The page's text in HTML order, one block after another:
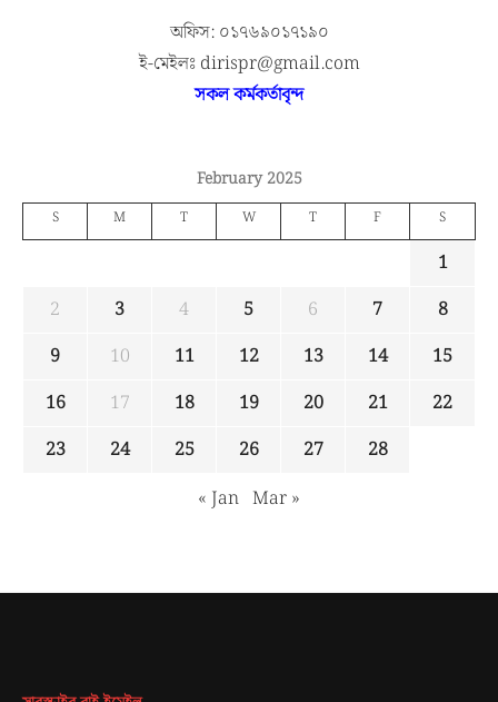
অফিস: ০১৭৬৯০১৭১৯০
ই-মেইলঃ dirispr@gmail.com
সকল কর্মকর্তাবৃন্দ
February 2025
S M T W T F S
1
2
3 4 5 6 7
8
9
10 11 12 13 14
15
16
17 18 19 20 21
22
23
24 25 26 27
28
« Jan Mar »